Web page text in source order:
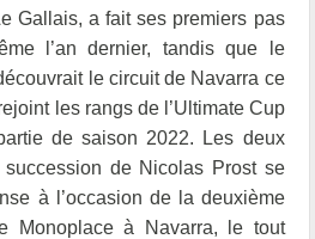
Gallais, a fait ses premiers pas
l’an dernier, tandis que le
le circuit de Navarra ce
les rangs de l’Ultimate Cup
de saison 2022. Les deux
de Nicolas Prost se
à l’occasion de la deuxième
Monoplace à Navarra, le tout